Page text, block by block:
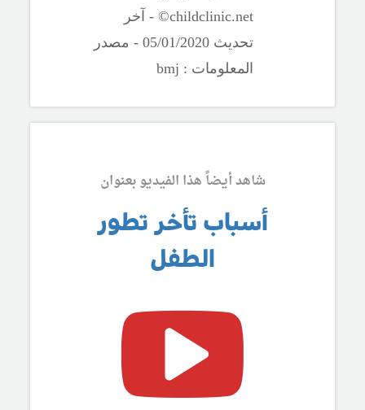
©childclinic.net - آخر
تحديث
05/01/2020
- مصدر
المعلومات : bmj
شاهد أيضاً هذا الفيديو بعنوان
أسباب تأخر تطور
الطفل